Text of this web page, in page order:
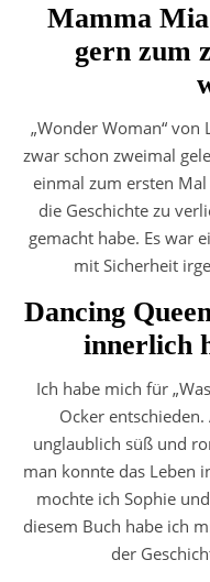
Mamma
gern zum
„Wonder Woman“ von
zwar schon zweimal
einmal zum ersten
die Geschichte zu
gemacht habe. Es war
mit Sicherheit
Dancing
innerlich
Ich habe mich für
Ocker
unglaublich süß und
man konnte das Leben
mochte ich Sophie
diesem Buch habe ich
der